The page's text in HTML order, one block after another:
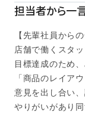
担当者から一
【先輩社員からの
店舗で働くスタ
目標達成のため
「商品のレイア
意見を出し合い
やりがいがあり